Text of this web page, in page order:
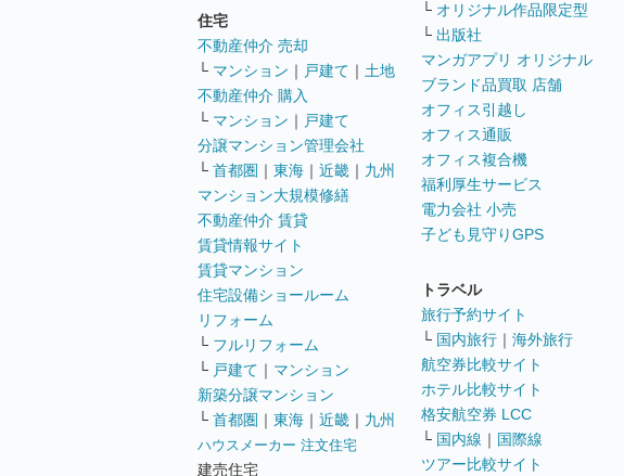
住宅
不動産仲介 売却
└ マンション ｜ 戸建て ｜ 土地
不動産仲介 購入
└ マンション ｜ 戸建て
分譲マンション管理会社
└ 首都圏 ｜ 東海 ｜ 近畿 ｜ 九州
マンション大規模修繕
不動産仲介 賃貸
賃貸情報サイト
賃貸マンション
住宅設備ショールーム
リフォーム
└ フルリフォーム
└ 戸建て ｜ マンション
新築分譲マンション
└ 首都圏 ｜ 東海 ｜ 近畿 ｜ 九州
ハウスメーカー 注文住宅
建売住宅
└ オリジナル作品限定型
└ 出版社
マンガアプリ オリジナル
ブランド品買取 店舗
オフィス引越し
オフィス通販
オフィス複合機
福利厚生サービス
電力会社 小売
子ども見守りGPS
トラベル
旅行予約サイト
└ 国内旅行 ｜ 海外旅行
航空券比較サイト
ホテル比較サイト
格安航空券 LCC
└ 国内線 ｜ 国際線
ツアー比較サイト